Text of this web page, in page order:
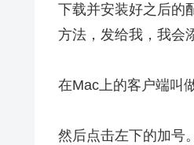
下载并安装好之后的
方法，发给我，我会
在Mac上的客户端叫
然后点击左下的加号